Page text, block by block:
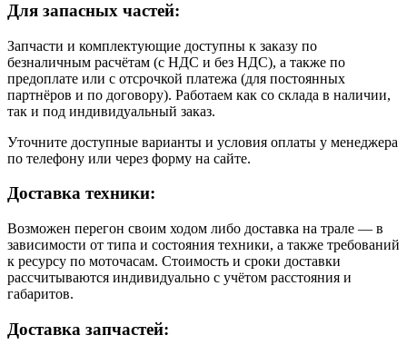
Для запасных частей:
Запчасти и комплектующие доступны к заказу по
безналичным расчётам (с НДС и без НДС), а также по
предоплате или с отсрочкой платежа (для постоянных
партнёров и по договору). Работаем как со склада в наличии,
так и под индивидуальный заказ.
Уточните доступные варианты и условия оплаты у менеджера
по телефону или через форму на сайте.
Доставка техники:
Возможен перегон своим ходом либо доставка на трале — в
зависимости от типа и состояния техники, а также требований
к ресурсу по моточасам. Стоимость и сроки доставки
рассчитываются индивидуально с учётом расстояния и
габаритов.
Доставка запчастей: